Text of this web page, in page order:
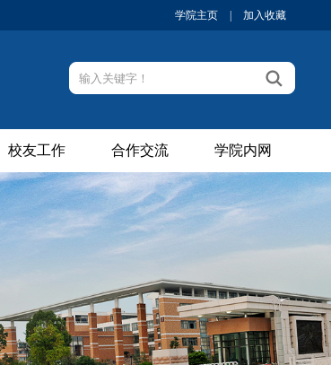
学院主页 加入收藏
校友工作 合作交流 学院内网